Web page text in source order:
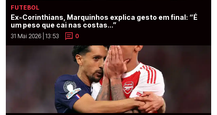
FUTEBOL
Ex-Corinthians, Marquinhos explica gesto em final: “É
um peso que cai nas costas...”
31 Mai 2026 | 13:53 0